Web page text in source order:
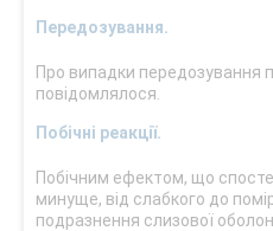
Передозування.
Про випадки передозування
повідомлялося.
Побічні реакції.
Побічним ефектом, що
минуще, від слабкого до
подразнення слизової